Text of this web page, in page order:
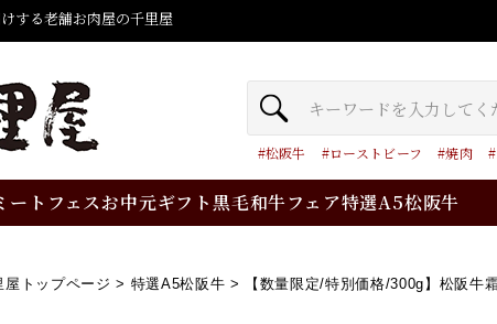
する老舗お肉屋の千里屋
松阪牛 ローストビーフ 焼肉
ートフェスお中元ギフト黒毛和牛フェア特選A5松阪牛
トップページ 特選A5松阪牛 【数量限定/特別価格/300g】松阪